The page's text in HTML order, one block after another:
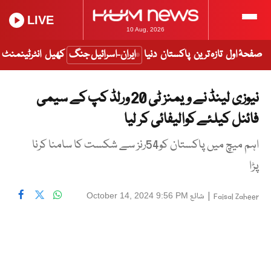
10 Aug, 2026
LIVE
صفحۂ اول تازہ ترین پاکستان دنیا ایران-اسرائیل جنگ کھیل انٹرٹینمنٹ
نیوزی لینڈ نے ویمنز ٹی 20 ورلڈ کپ کے سیمی
فائنل کیلئے کوالیفائی کر لیا
اہم میچ میں پاکستان کو54رنز سے شکست کا سامنا کرنا
پڑا
Faisal Zaheer
| شائع October 14, 2024 9:56 PM